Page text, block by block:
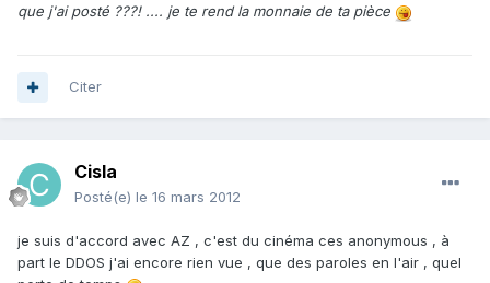
que j'ai posté ???! .... je te rend la monnaie de ta pièce
Citer
Cisla
Posté(e) le 16 mars 2012
je suis d'accord avec AZ , c'est du cinéma ces anonymous , à
part le DDOS j'ai encore rien vue , que des paroles en l'air , quel